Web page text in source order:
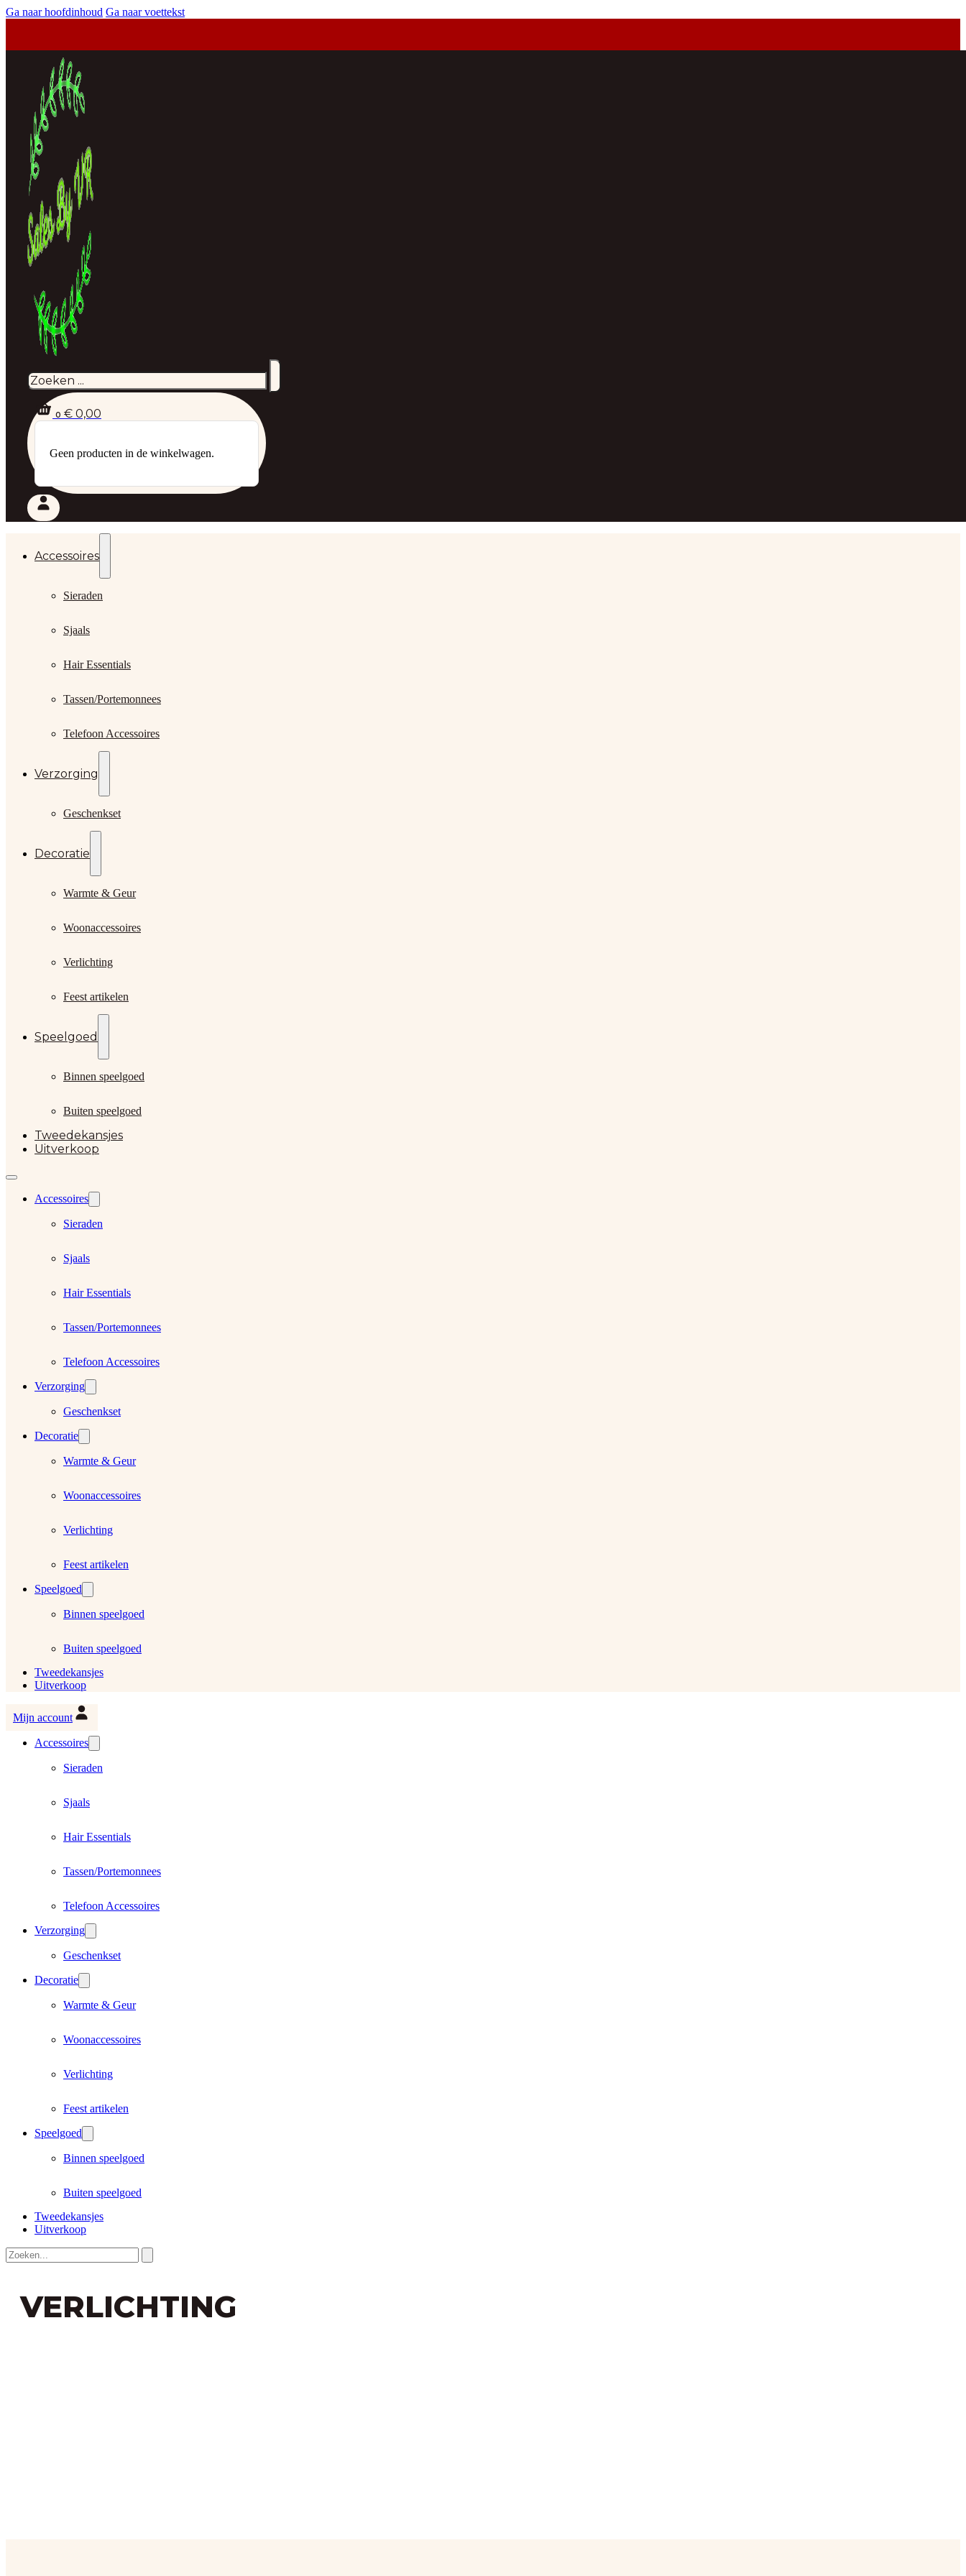
Ga naar hoofdinhoud Ga naar voettekst
0 € 0,00
Geen producten in de winkelwagen.
Accessoires
Sieraden
Sjaals
Hair Essentials
Tassen/Portemonnees
Telefoon Accessoires
Verzorging
Geschenkset
Decoratie
Warmte & Geur
Woonaccessoires
Verlichting
Feest artikelen
Speelgoed
Binnen speelgoed
Buiten speelgoed
Tweedekansjes
Uitverkoop
Accessoires
Sieraden
Sjaals
Hair Essentials
Tassen/Portemonnees
Telefoon Accessoires
Verzorging
Geschenkset
Decoratie
Warmte & Geur
Woonaccessoires
Verlichting
Feest artikelen
Speelgoed
Binnen speelgoed
Buiten speelgoed
Tweedekansjes
Uitverkoop
Mijn account
Accessoires
Sieraden
Sjaals
Hair Essentials
Tassen/Portemonnees
Telefoon Accessoires
Verzorging
Geschenkset
Decoratie
Warmte & Geur
Woonaccessoires
Verlichting
Feest artikelen
Speelgoed
Binnen speelgoed
Buiten speelgoed
Tweedekansjes
Uitverkoop
Zoeken
VERLICHTING